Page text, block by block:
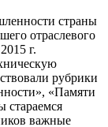
страны
отраслевого
г.
рубрики
«Памяти
стараемся
важные